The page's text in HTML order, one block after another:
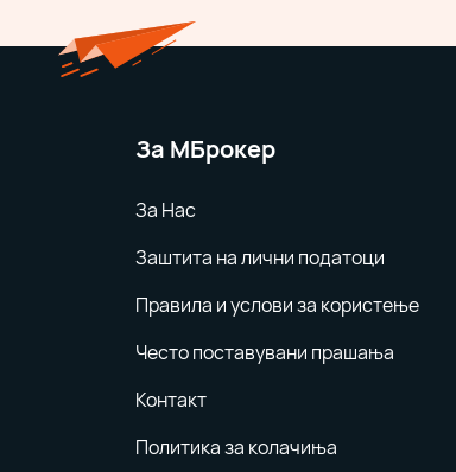
За MБрокер
За Нас
Заштита на лични податоци
Правила и услови за користење
Често поставувани прашања
Контакт
Политика за колачиња